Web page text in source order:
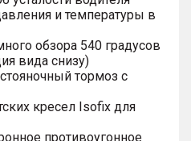
и температуры в
обзора 540 градусов
вида снизу)
тормоз с
кресел Isofix для
противоугонное